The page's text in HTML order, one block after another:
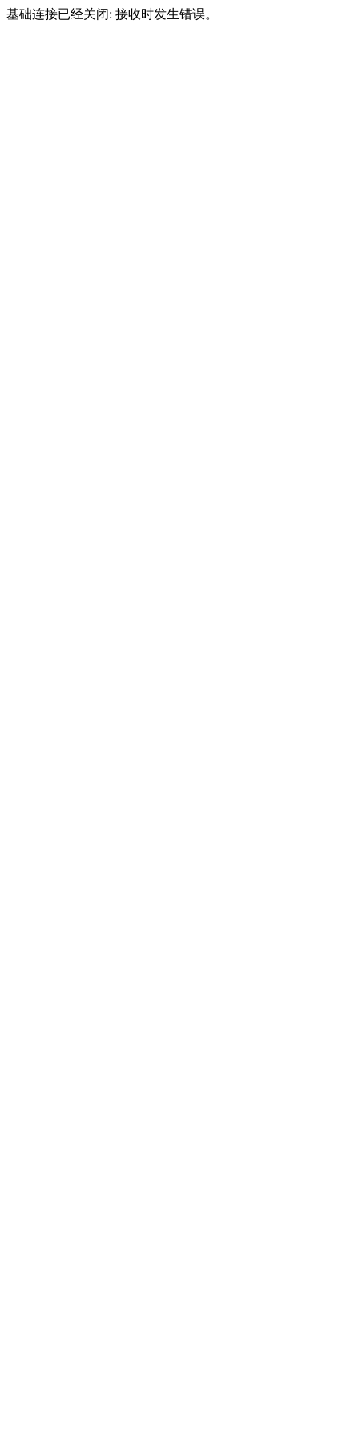
基础连接已经关闭: 接收时发生错误。